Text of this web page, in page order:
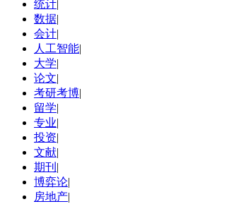
统计|
数据|
会计|
人工智能|
大学|
论文|
考研考博|
留学|
专业|
投资|
文献|
期刊 |
博弈论|
房地产|